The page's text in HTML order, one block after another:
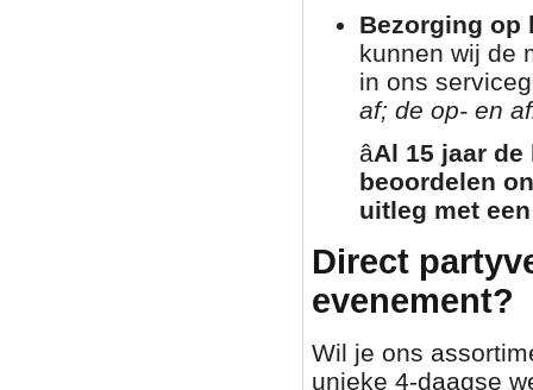
Bezorging op
kunnen wij de
in ons
af; de op- en
â­Al 15 jaar
beoordelen
uitleg met
Direct
evenement?
Wil je ons
unieke 4-daagse